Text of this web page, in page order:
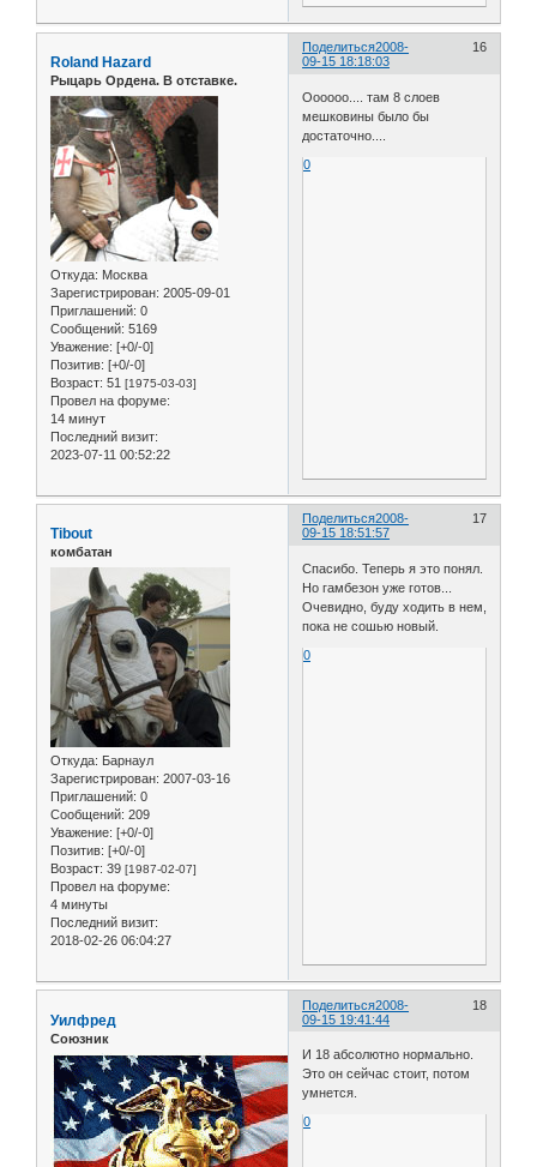
Поделиться 16
2008-
09-15 18:18:03
Roland Hazard
Рыцарь Ордена. В отставке.
Откуда: Москва
Зарегистрирован: 2005-09-01
Приглашений: 0
Сообщений: 5169
Уважение: [+0/-0]
Позитив: [+0/-0]
Возраст: 51 [1975-03-03]
Провел на форуме:
14 минут
Последний визит:
2023-07-11 00:52:22
Оооооо.... там 8 слоев
мешковины было бы
достаточно....
0
Поделиться 17
2008-
09-15 18:51:57
Tibout
комбатан
Откуда: Барнаул
Зарегистрирован: 2007-03-16
Приглашений: 0
Сообщений: 209
Уважение: [+0/-0]
Позитив: [+0/-0]
Возраст: 39 [1987-02-07]
Провел на форуме:
4 минуты
Последний визит:
2018-02-26 06:04:27
Спасибо. Теперь я это понял.
Но гамбезон уже готов...
Очевидно, буду ходить в нем,
пока не сошью новый.
0
Поделиться 18
2008-
09-15 19:41:44
Уилфред
Союзник
И 18 абсолютно нормально.
Это он сейчас стоит, потом
умнется.
0